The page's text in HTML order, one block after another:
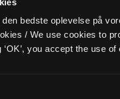
bedste oplevelse på
/ We use cookies to
you accept the use of